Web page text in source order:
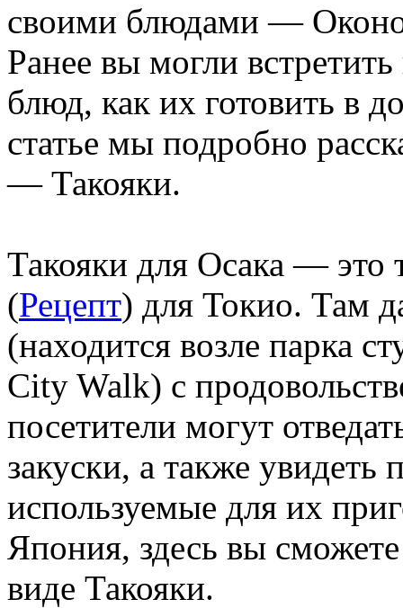
своими блюдами —
Ранее вы могли
блюд, как их готовить в
статье мы подробно
— Такояки.
Такояки для Осака —
(Рецепт) для Токио. Там
(находится возле парка
City Walk) с
посетители могут
закуски, а также увидеть
используемые для их
Япония, здесь вы
виде Такояки.